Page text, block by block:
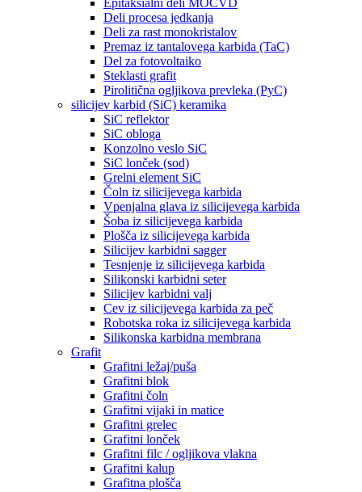
Epitaksialni deli MOCVD
Deli procesa jedkanja
Deli za rast monokristalov
Premaz iz tantalovega karbida (TaC)
Del za fotovoltaiko
Steklasti grafit
Pirolitična ogljikova prevleka (PyC)
silicijev karbid (SiC) keramika
SiC reflektor
SiC obloga
Konzolno veslo SiC
SiC lonček (sod)
Grelni element SiC
Čoln iz silicijevega karbida
Vpenjalna glava iz silicijevega karbida
Šoba iz silicijevega karbida
Plošča iz silicijevega karbida
Silicijev karbidni sagger
Tesnjenje iz silicijevega karbida
Silikonski karbidni seter
Silicijev karbidni valj
Cev iz silicijevega karbida za peč
Robotska roka iz silicijevega karbida
Silikonska karbidna membrana
Grafit
Grafitni ležaj/puša
Grafitni blok
Grafitni čoln
Grafitni vijaki in matice
Grafitni grelec
Grafitni lonček
Grafitni filc / ogljikova vlakna
Grafitni kalup
Grafitna plošča